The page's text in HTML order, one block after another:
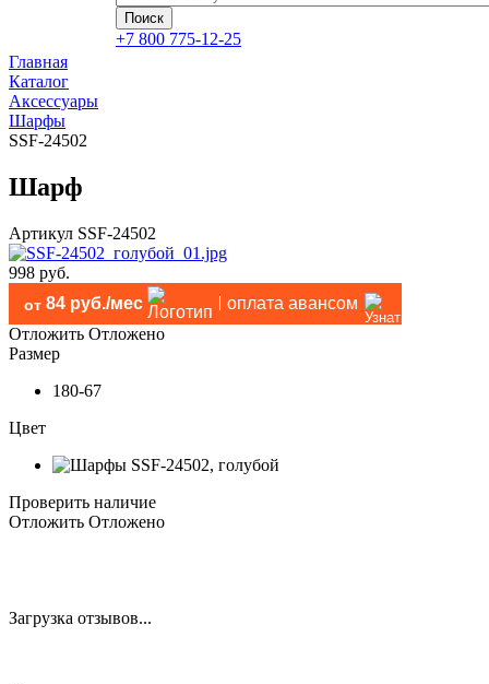
+7 800 775-12-25
Главная
Каталог
Аксессуары
Шарфы
SSF-24502
Шарф
Артикул SSF-24502
998 руб.
от 84 руб./мес
оплата авансом
Отложить Отложено
Размер
180-67
Цвет
Проверить наличие
Отложить Отложено
Загрузка отзывов...